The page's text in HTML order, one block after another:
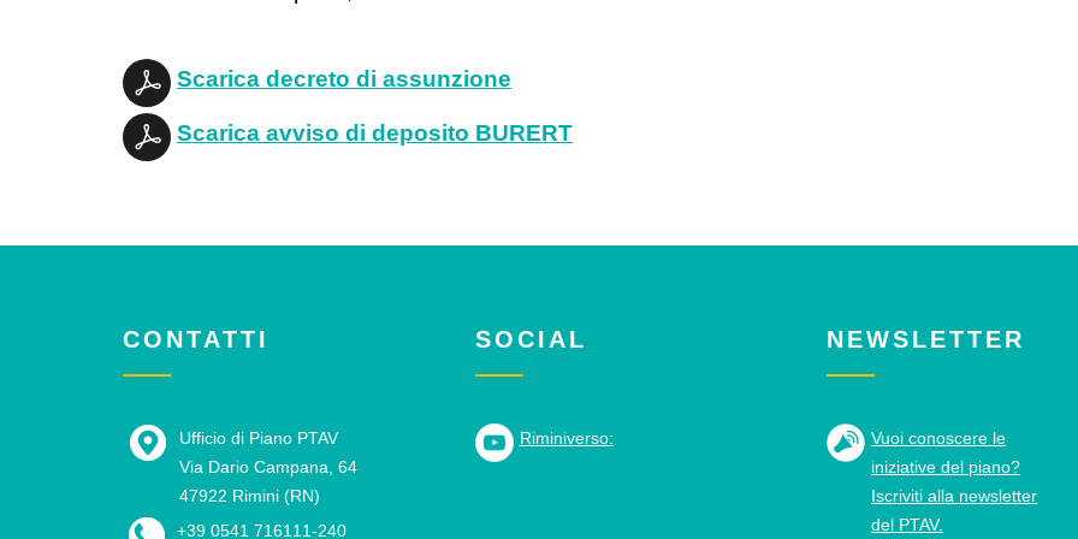
Scarica decreto di assunzione
Scarica avviso di deposito BURERT
CONTATTI
Ufficio di Piano PTAV
Via Dario Campana, 64
47922 Rimini (RN)
+39 0541 716111-240
SOCIAL
Riminiverso:
NEWSLETTER
Vuoi conoscere le
iniziative del piano?
Iscriviti alla newsletter
del PTAV.